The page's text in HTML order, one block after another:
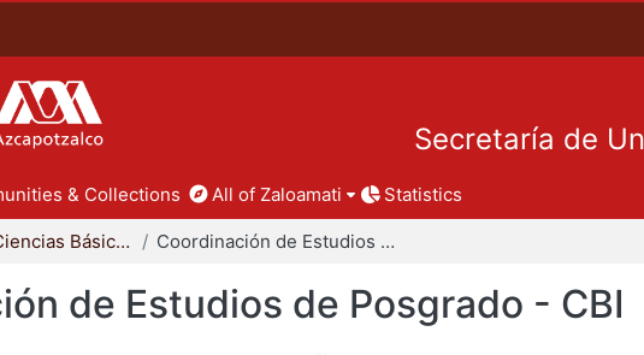
Secretaría de
& Collections All of Zaloamati Statistics
División de Ciencias Básicas e Ingeniería Coordinación de Estudios de Posgrado - CBI
de Estudios de Posgrado - CBI